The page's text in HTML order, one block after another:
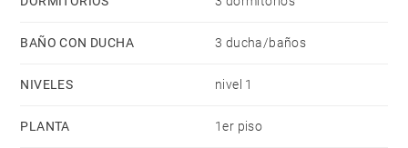
BAÑO CON DUCHA 3 ducha/baños
NIVELES nivel 1
PLANTA 1er piso